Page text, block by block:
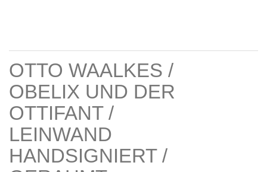
OTTO WAALKES /
OBELIX UND DER
OTTIFANT /
LEINWAND
HANDSIGNIERT /